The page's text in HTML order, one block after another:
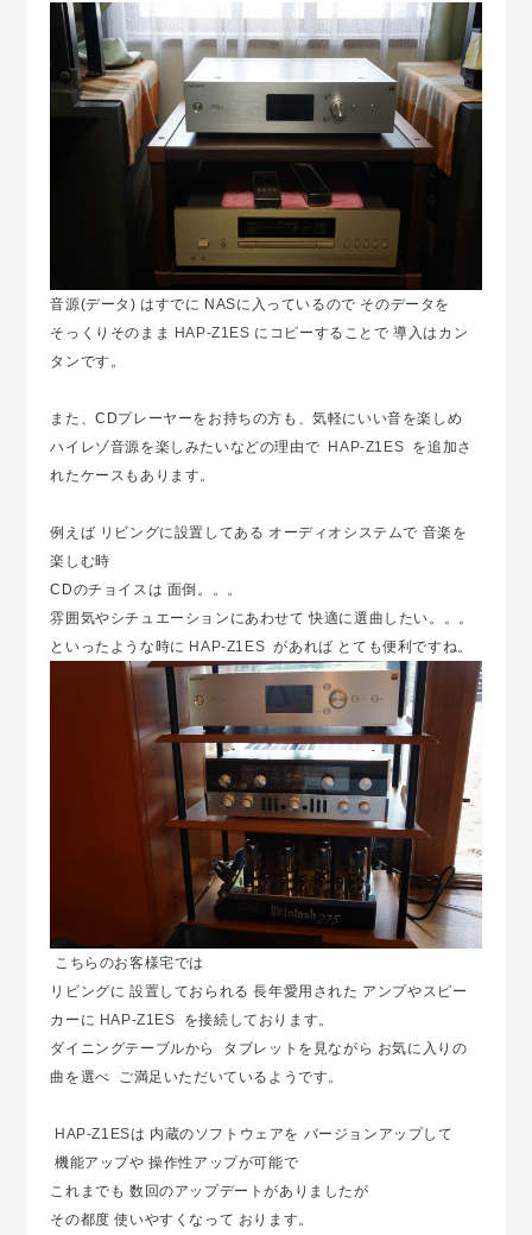
音源(データ) はすでに NASに入っているので そのデータを
そっくりそのまま
HAP-Z1ES にコピーすることで 導入はカン
タンです。
また、CDプレーヤーをお持ちの方も、気軽にいい音を楽しめ
ハイレゾ音源を楽しみたいなどの理由で
HAP-Z1ES を追加さ
れたケースもあります。
例えば リビングに設置してある オーディオシステムで 音楽を
楽しむ時
CDのチョイスは 面倒。。。
雰囲気やシチュエーションにあわせて 快適に選曲したい。。。
といったような時に HAP-Z1ES があれば とても便利ですね。
こちらのお客様宅では
リビングに 設置しておられる 長年愛用された アンプやスピー
カーに HAP-Z1ES を接続しております。
ダイニングテーブルから タブレットを見ながら お気に入りの
曲を選べ ご満足いただいているようです。
HAP-Z1ESは 内蔵のソフトウェアを バージョンアップして
機能アップや 操作性アップが可能で
これまでも 数回のアップデートがありましたが
その都度 使いやすくなって おります。